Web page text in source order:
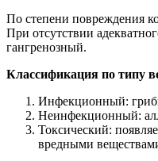
По степени повреждения
При отсутствии
гангренозный.
Классификация по типу
Инфекционный:
Неинфекционный:
Токсический:
вредными